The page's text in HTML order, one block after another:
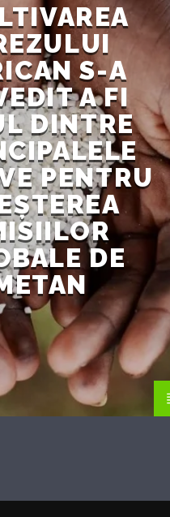
S-A
A FI
DINTRE
PENTRU
DE